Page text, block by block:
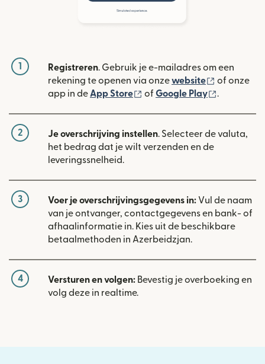
1 Registreren. Gebruik je e-mailadres om een
rekening te openen via onzewebsite (wordt
of onze
app in de App Store (wordt geopend in een
of Google Play .
2 Je overschrijving instellen. Selecteer de valuta,
het bedrag dat je wilt verzenden en de
leveringssnelheid.
3 Voer je overschrijvingsgegevens in: Vul de naam
van je ontvanger, contactgegevens en bank- of
afhaalinformatie in. Kies uit de beschikbare
betaalmethoden in Azerbeidzjan.
4 Versturen en volgen: Bevestig je overboeking en
volg deze in realtime.